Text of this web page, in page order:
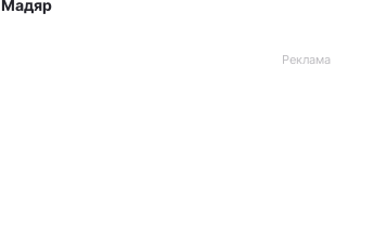
Мадяр
Реклама